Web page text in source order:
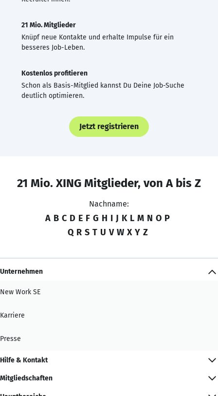
21 Mio. Mitglieder
Knüpf neue Kontakte und erhalte Impulse für ein
besseres Job-Leben.
Kostenlos profitieren
Schon als Basis-Mitglied kannst Du Deine Job-Suche
deutlich optimieren.
Jetzt registrieren
21 Mio. XING Mitglieder, von A bis Z
Nachname:
A B C D E F G H I J K L M N O P
Q R S T U V W X Y Z
Unternehmen
New Work SE
Karriere
Presse
Hilfe & Kontakt
Mitgliedschaften